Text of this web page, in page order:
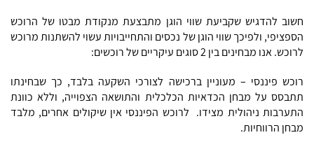
חשוב להדגיש שקביעת שווי הוגן מתבצעת מנקודת מבטו של הרוכש
הספציפי, ולפיכך שווי הוגן של נכסים והתחייבויות עשוי להשתנות מרוכש
לרוכש. אנו מבחינים בין 2 סוגים עיקריים של רוכשים:
רוכש פיננסי – מעוניין ברכישה לצורכי השקעה בלבד, כך שבחינתו
תתבסס על מבחן הכדאיות הכלכלית והתושאה הצפוייה, וללא כוונת
התערבות ניהולית מצידו. לרוכש הפיננסי אין שיקולים אחרים, מלבד
מבחן הרווחיות.